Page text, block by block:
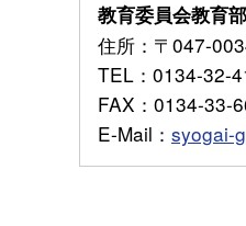
教育委員会教育
住所 ：〒047-
TEL ：0134-32-
FAX ：0134-33-
E-Mail ： syogai-